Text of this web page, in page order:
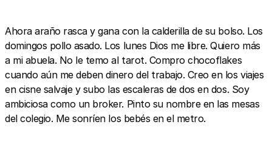
Ahora araño rasca y gana con la calderilla de su bolso. Los
domingos pollo asado. Los lunes Dios me libre. Quiero más
a mi abuela. No le temo al tarot. Compro chocoflakes
cuando aún me deben dinero del trabajo. Creo en los viajes
en cisne salvaje y subo las escaleras de dos en dos. Soy
ambiciosa como un broker. Pinto su nombre en las mesas
del colegio. Me sonríen los bebés en el metro.